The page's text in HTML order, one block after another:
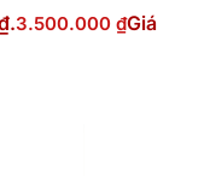
3.500.000 ₫Giá